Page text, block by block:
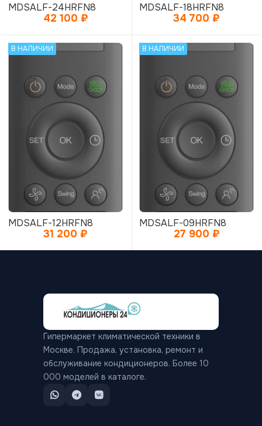
MDSALF-24HRFN8
42 100 ₽
MDSALF-18HRFN8
34 700 ₽
В НАЛИЧИИ
MDSALF-12HRFN8
31 200 ₽
В НАЛИЧИИ
MDSALF-09HRFN8
27 900 ₽
Гипермаркет климатической техники в
Москве. Продажа, установка, ремонт и
обслуживание кондиционеров. Более 10
000 моделей в каталоге.